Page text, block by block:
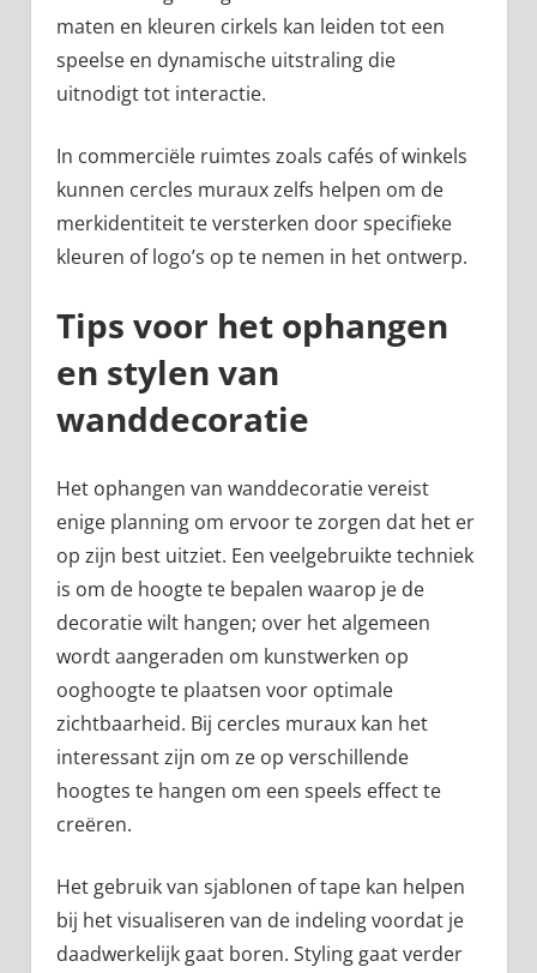
maten en kleuren cirkels kan leiden tot een
speelse en dynamische uitstraling die
uitnodigt tot interactie.
In commerciële ruimtes zoals cafés of winkels
kunnen cercles muraux zelfs helpen om de
merkidentiteit te versterken door specifieke
kleuren of logo’s op te nemen in het ontwerp.
Tips voor het ophangen
en stylen van
wanddecoratie
Het ophangen van wanddecoratie vereist
enige planning om ervoor te zorgen dat het er
op zijn best uitziet. Een veelgebruikte techniek
is om de hoogte te bepalen waarop je de
decoratie wilt hangen; over het algemeen
wordt aangeraden om kunstwerken op
ooghoogte te plaatsen voor optimale
zichtbaarheid. Bij cercles muraux kan het
interessant zijn om ze op verschillende
hoogtes te hangen om een speels effect te
creëren.
Het gebruik van sjablonen of tape kan helpen
bij het visualiseren van de indeling voordat je
daadwerkelijk gaat boren. Styling gaat verder